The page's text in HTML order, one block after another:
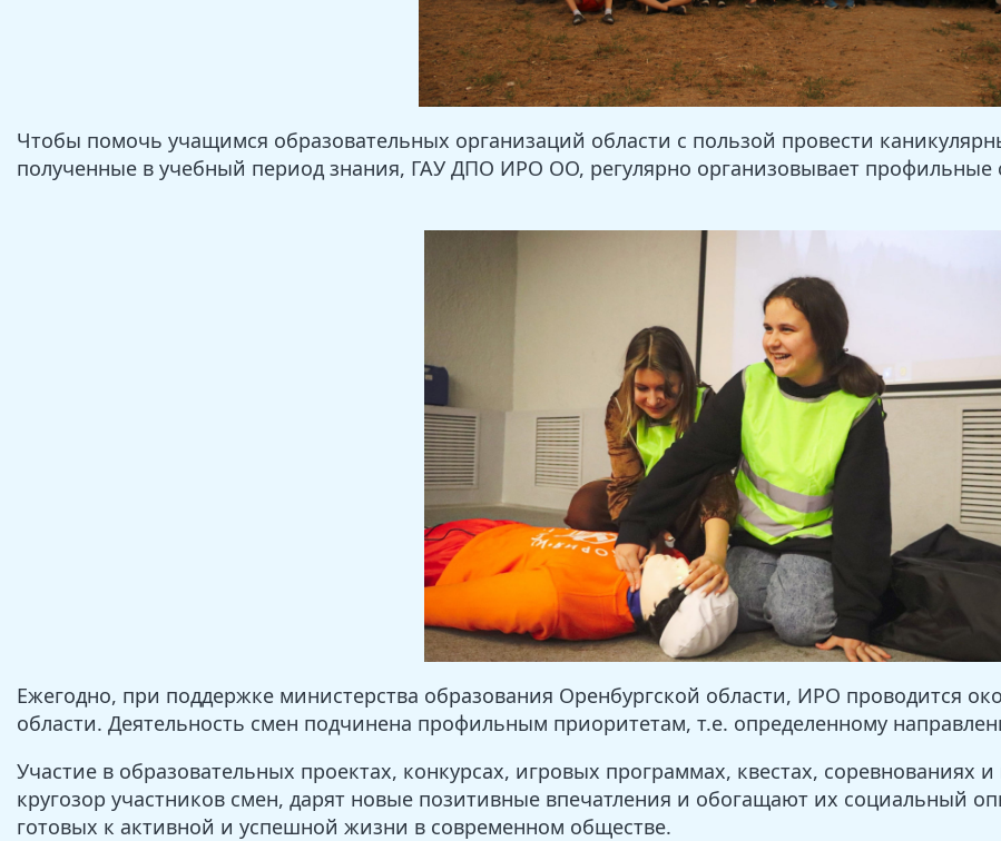
Чтобы помочь учащимся образовательных организаций области с пользой провести
полученные в учебный период знания, ГАУ ДПО ИРО ОО, регулярно организовывает профильные
Ежегодно, при поддержке министерства образования Оренбургской области, ИРО проводится
области. Деятельность смен подчинена профильным приоритетам, т.е. определенному
Участие в образовательных проектах, конкурсах, игровых программах, квестах,
кругозор участников смен, дарят новые позитивные впечатления и обогащают их социальный
готовых к активной и успешной жизни в современном обществе.